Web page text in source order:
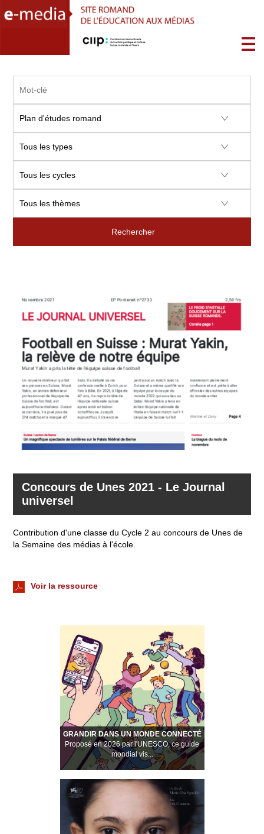
Rechercher
GRANDIR DANS UN MONDE CONNECTÉ
Proposé en 2026 par l'UNESCO, ce guide
mondial vis...
Concours de Unes 2021 - Le Journal
universel
Contribution d'une classe du Cycle 2 au concours de Unes de
la Semaine des médias à l'école.
Voir la ressource